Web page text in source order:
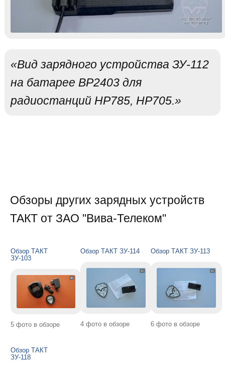
«Вид зарядного устройства ЗУ-112
на батарее BP2403 для
радиостанций HP785, HP705.»
Обзоры других зарядных устройств
ТАКТ от ЗАО "Вива-Телеком"
Обзор ТАКТ
ЗУ-103
5 фото в обзоре
Обзор ТАКТ ЗУ-114
4 фото в обзоре
Обзор ТАКТ ЗУ-113
6 фото в обзоре
Обзор ТАКТ
ЗУ-118